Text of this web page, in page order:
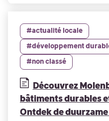
#actualité locale
#développement
#non classé
Découvrez
bâtiments durables
Ontdek de